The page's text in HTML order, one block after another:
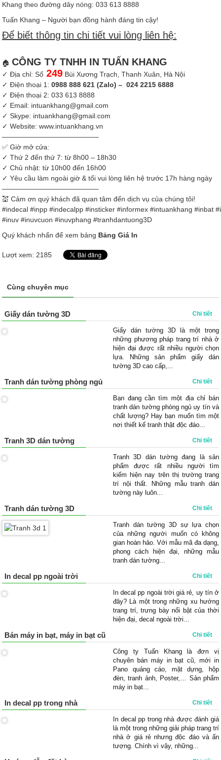
Khang theo đường dây nóng: 033 613 8888
Tuấn Khang – Người bạn đồng hành đáng tin cậy!
Để biết thông tin chi tiết vui lòng liên hệ:
🏠 CÔNG TY TNHH IN TUẤN KHANG
✓ Địa chỉ: Số 249 Bùi Xương Trạch, Thanh Xuân, Hà Nội
✓ Điện thoại 1: 0988 888 621 (Zalo) – 024 2215 6888
✓ Điện thoại 2: 033 613 8888
✓ Email: intuankhang@gmail.com
✓ Skype: intuankhang@gmail.com
✓ Website: www.intuankhang.vn
——————————————
✅ Giờ mở cửa:
✓ Thứ 2 đến thứ 7: từ 8h00 – 18h30
✓ Chủ nhật: từ 10h00 đến 16h00
✓ Yêu cầu làm ngoài giờ & tối vui lòng liên hệ trước 17h hàng ngày
——————————————
💒 Cảm ơn quý khách đã quan tâm đến dịch vụ của chúng tôi!
#indecal #inpp #indecalpp #insticker #informex #intuankhang #inbat #
#inuv #inuvcuon #inuvphang #tranhdantuong3D
Quý khách nhấn để xem bảng Bảng Giá In
Lượt xem: 2185
Cùng chuyên mục
Giấy dán tường 3D Chi tiết
Giấy dán tường 3D là một trong
những phương pháp trang trí nhà ở
hiện đại được rất nhiều người chọn
lựa. Những sản phẩm giấy dán
tường 3D cao cấp,...
Tranh dán tường phòng ngủ Chi tiết
Bạn đang cần tìm một địa chỉ bán
tranh dán tường phòng ngủ uy tín và
chất lượng? Hay bạn muốn tìm một
nơi thiết kế tranh thật độc đáo...
Tranh 3D dán tường Chi tiết
Tranh 3D dán tường đang là sản
phẩm được rất nhiều người tìm
kiếm hiện nay trên thị trường trang
trí nội thất. Những mẫu tranh dán
tường này luôn...
Tranh dán tường 3D Chi tiết
Tranh dán tường 3D sự lựa chọn
của những người muốn có không
gian hoàn hảo. Với mẫu mã đa dạng,
phong cách hiện đại, những mẫu
tranh dán tường...
In decal pp ngoài trời Chi tiết
In decal pp ngoài trời giá rẻ, uy tín ở
đây? Là một trong những xu hướng
trang trí, trưng bày nổi bật của thời
hiện đại, decal ngoài trời...
Bán máy in bạt, máy in bạt cũ Chi tiết
Công ty Tuấn Khang là đơn vị
chuyên bán máy in bạt cũ, mới in
Pano quảng cáo, mặt dựng, hộp
đèn, tranh ảnh, Poster,… Sản phẩm
máy in bạt...
In decal pp trong nhà Chi tiết
In decal pp trong nhà được đánh giá
là một trong những giải pháp trang trí
nhà ở giá rẻ nhưng độc đáo và ấn
tượng. Chính vì vậy, những...